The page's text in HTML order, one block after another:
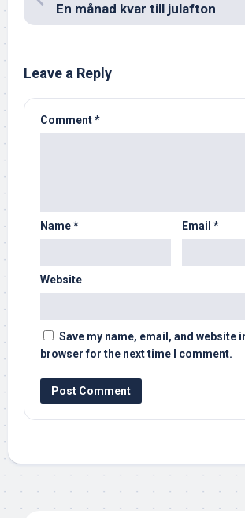
En månad kvar till julafton
Leave a Reply
Comment*
Name* Email *
Website
Save my name, email, and website
browser for the next time I comment.